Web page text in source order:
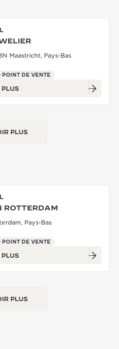
Maastricht, Pays-Bas
POINT DE VENTE
PLUS
PLUS
ROTTERDAM
Pays-Bas
POINT DE VENTE
PLUS
PLUS